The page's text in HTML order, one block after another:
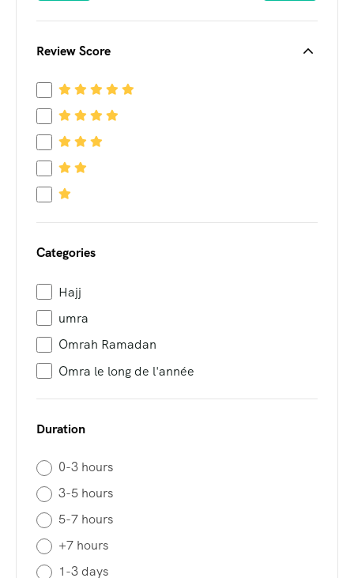
Review Score
Categories
Hajj
umra
Omrah Ramadan
Omra le long de l'année
Duration
0-3 hours
3-5 hours
5-7 hours
+7 hours
1-3 days